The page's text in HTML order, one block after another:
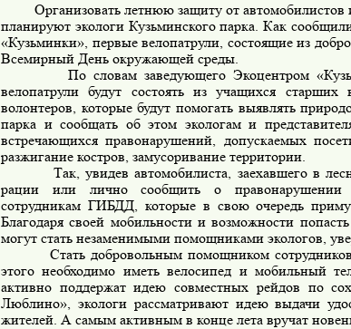
Организовать летнюю защиту от автомобилистов
планируют экологи Кузьминского парка. Как
«Кузьминки», первые велопатрули, состоящие из
Всемирный День окружающей среды.
По словам заведующегоЭкоцентром
велопатрули будут состоять из учащихся
волонтеров, которые будут помогать выявлять
парка и сообщать об этом экологам и
встречающихся правонарушений, допускаемых
разжигание костров, замусоривание территории.
Так, увидев автомобилиста, заехавшего в
рации или лично сообщить о правонарушении
сотрудникам ГИБДД, которые в свою очередь
Благодаря своей мобильности и возможности
могут стать незаменимыми помощниками экологов,
Стать добровольным помощником сотрудников
этого необходимо иметь велосипед и мобильный
активно поддержат идею совместных рейдов по
Люблино», экологи рассматривают идею выдачи
жителей. А самым активным в конце лета вручат